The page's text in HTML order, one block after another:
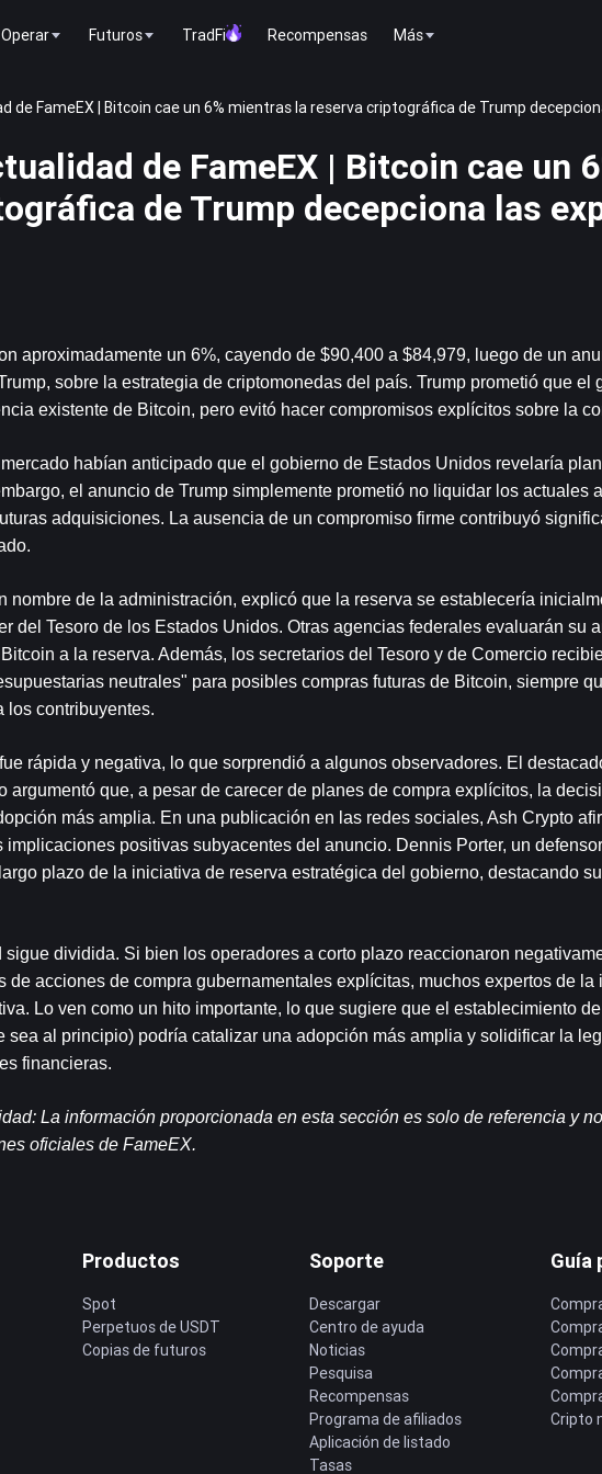
Operar Futuros TradFi Recompensas Más
de FameEX | Bitcoin cae un 6% mientras la reserva criptográfica de Trump
de FameEX | Bitcoin cae un
de Trump decepciona las
aproximadamente un 6%, cayendo de $90,400 a $84,979, luego de un
sobre la estrategia de criptomonedas del país. Trump prometió que el
existente de Bitcoin, pero evitó hacer compromisos explícitos sobre la
habían anticipado que el gobierno de Estados Unidos revelaría
el anuncio de Trump simplemente prometió no liquidar los actuales
adquisiciones. La ausencia de un compromiso firme contribuyó
nombre de la administración, explicó que la reserva se establecería
del Tesoro de los Estados Unidos. Otras agencias federales evaluarán su
a la reserva. Además, los secretarios del Tesoro y de Comercio
neutrales" para posibles compras futuras de Bitcoin, siempre
los contribuyentes.
rápida y negativa, lo que sorprendió a algunos observadores. El
argumentó que, a pesar de carecer de planes de compra explícitos, la
más amplia. En una publicación en las redes sociales, Ash Crypto
implicaciones positivas subyacentes del anuncio. Dennis Porter, un
plazo de la iniciativa de reserva estratégica del gobierno, destacando
sigue dividida. Si bien los operadores a corto plazo reaccionaron
de acciones de compra gubernamentales explícitas, muchos expertos de la
Lo ven como un hito importante, lo que sugiere que el establecimiento
sea al principio) podría catalizar una adopción más amplia y solidificar la
financieras.
La información proporcionada en esta sección es solo de referencia y
oficiales de FameEX.
Productos
Spot
Perpetuos de USDT
Copias de futuros
Soporte
Descargar
Centro de ayuda
Noticias
Pesquisa
Recompensas
Programa de afiliados
Aplicación de listado
Tasas
Guía
Cripto